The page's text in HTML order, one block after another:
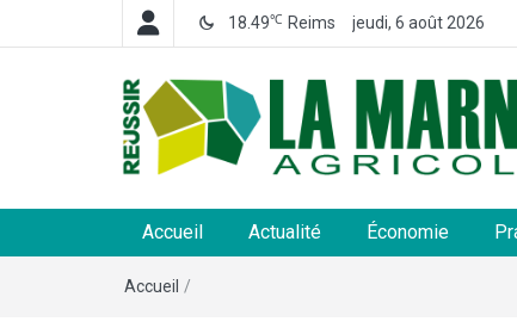
18.49℃ Reims jeudi, 6 août 2026
La Marne Agricole
et rurales
Accueil Actualité Économie
Accueil /